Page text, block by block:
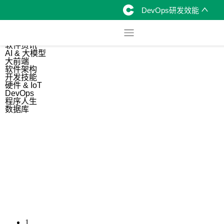
DevOps研发效能
软件资讯
AI & 大模型
大前端
软件架构
开发技能
硬件 & IoT
DevOps
程序人生
数据库
1